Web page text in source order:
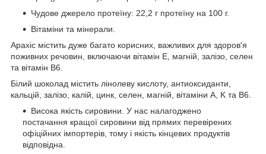
Чудове джерело протеїну: 22,2 г протеїну на 100 г.
Вітаміни та мінерали.
Арахіс містить дуже багато корисних, важливих для здоров'я
поживних речовин, включаючи вітамін Е, магній, залізо, селен
та вітамін В6.
Білий шоколад містить лінолеву кислоту, антиоксиданти,
кальцій, залізо, калій, цинк, селен, магній, вітаміни А, K та B6.
Висока якість сировини. У нас налагоджено
постачання кращої сировини від прямих перевірених
офіційних імпортерів, тому і якість кінцевих продуктів
відповідна.